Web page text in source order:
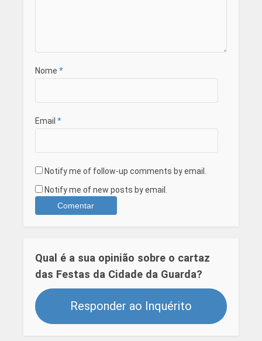
Nome *
Email *
Notify me of follow-up comments by email.
Notify me of new posts by email.
Qual é a sua opinião sobre o cartaz
das Festas da Cidade da Guarda?
Responder ao Inquérito